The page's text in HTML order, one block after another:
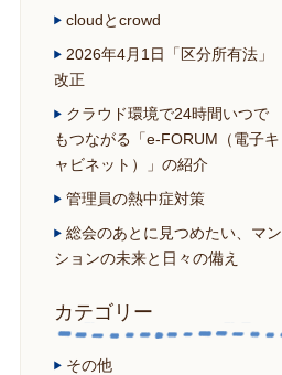
cloudとcrowd
2026年4月1日「区分所有法」
改正
クラウド環境で24時間いつで
もつながる「e-FORUM（電子キ
ャビネット）」の紹介
管理員の熱中症対策
総会のあとに見つめたい、マン
ションの未来と日々の備え
カテゴリー
その他